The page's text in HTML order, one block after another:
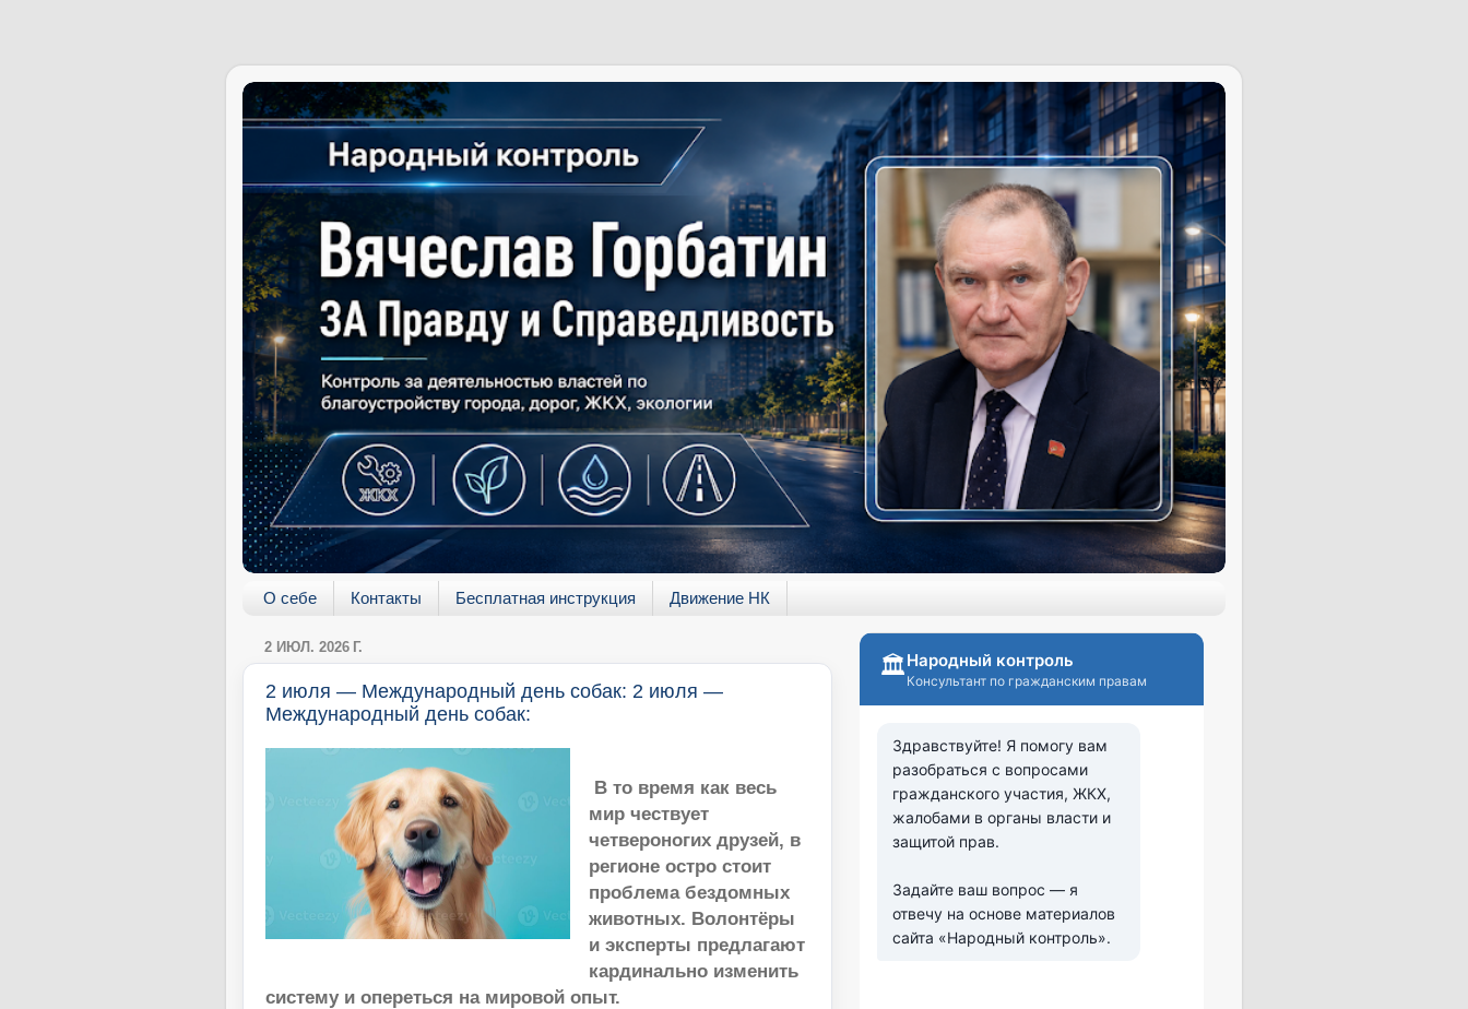
О себе Контакты Бесплатная инструкция Движение НК
2 ИЮЛ. 2026 Г.
2 июля — Международный день собак: 2 июля —
Международный день собак:
В то время как весь
мир чествует
четвероногих друзей, в
регионе остро стоит
проблема бездомных
животных. Волонтёры
и эксперты предлагают
кардинально изменить
систему и опереться на мировой опыт.